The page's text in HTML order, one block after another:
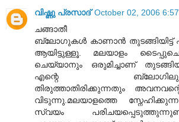
വിഷ്ണു പ്രസാദ് October 02, 2006
ചങ്ങാതീ
ബ്ലോഗുകള്‍ കാണാന്‍ തുടങ്ങിയിട്ട്
ആയിട്ടുള്ളൂ. മലയാളം
ചെയ്യാനും ഒരുമിച്ചാണ്
എന്റെ
തിരുത്താതിരിക്കുന്നതും
വിടുന്നു.മലയാളത്തെ
സ്വയം